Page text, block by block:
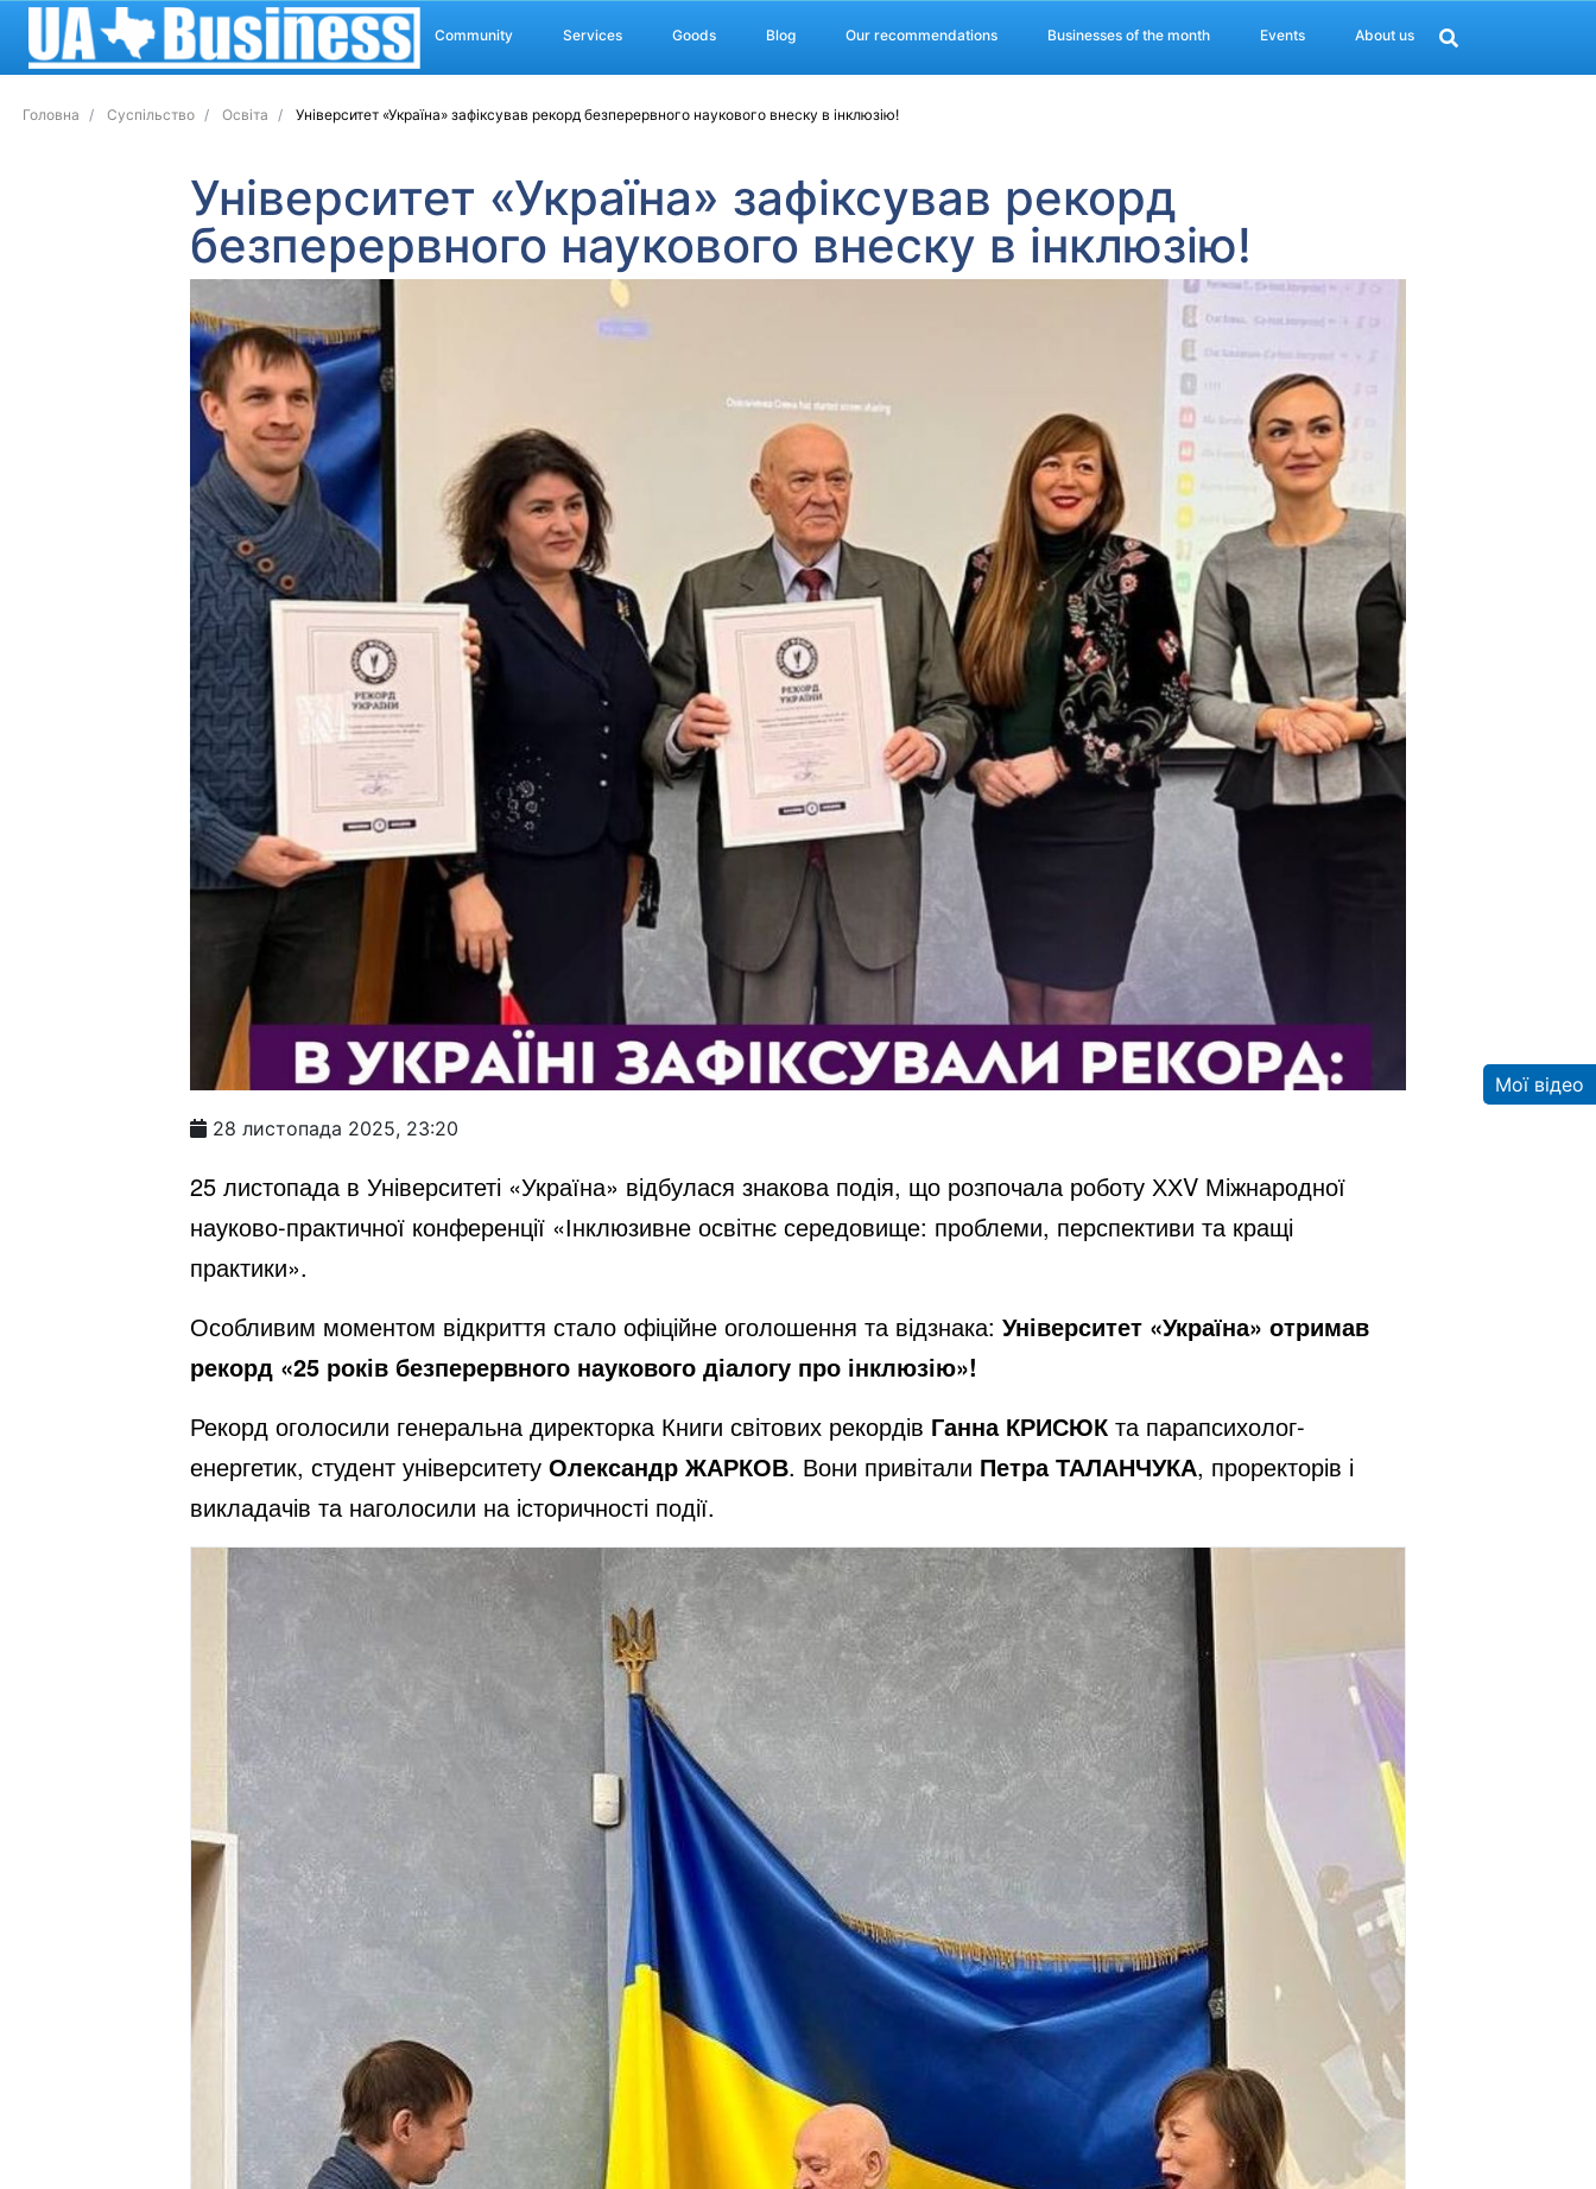
Community Services Goods Blog Our recommendations Businesses of the month Events About us
Головна Суспільство Освіта Університет «Україна» зафіксував рекорд безперервного наукового внеску в інклюзію!
Університет «Україна» зафіксував рекорд
безперервного наукового внеску в інклюзію!
28 листопада 2025, 23:20
25 листопада в Університеті «Україна» відбулася знакова подія, що розпочала роботу ХХV Міжнародної
науково-практичної конференції «Інклюзивне освітнє середовище: проблеми, перспективи та кращі
практики».
Особливим моментом відкриття стало офіційне оголошення та відзнака: Університет «Україна» отримав
рекорд «25 років безперервного наукового діалогу про інклюзію»!
Рекорд оголосили генеральна директорка Книги світових рекордів Ганна КРИСЮКта парапсихолог-
енергетик, студент університету Олександр ЖАРКОВ. Вони привітали Петра ТАЛАНЧУКА, проректорів і
викладачів та наголосили на історичності події.
Мої відео